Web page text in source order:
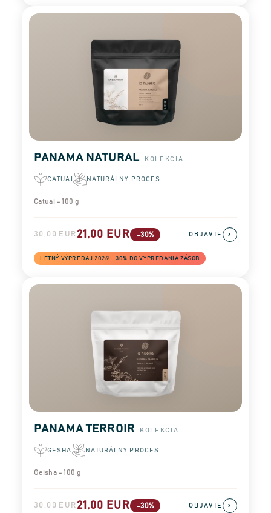
PANAMA NATURAL KOLEKCIA
CATUAI NATURÁLNY PROCES
Catuai - 100 g
30,00 EUR21,00 EUR -30%
LETNÝ VÝPREDAJ 2026! −30% DO VYPREDANIA ZÁSOB
OBJAVTE ›
PANAMA TERROIR KOLEKCIA
GESHA NATURÁLNY PROCES
Geisha - 100 g
30,00 EUR21,00 EUR -30% OBJAVTE ›